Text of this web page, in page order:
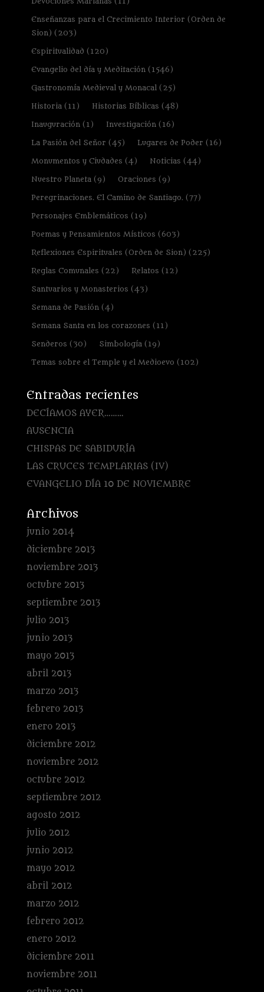
Enseñanzas para el Crecimiento Interior (Orden de
Sion) (203)
Espiritualidad (120)
Evangelio del día y Meditación (1546)
Gastronomía Medieval y Monacal (25)
Historia (11) Historias Bíblicas (48)
Inauguración (1) Investigación (16)
La Pasión del Señor (45) Lugares de Poder (16)
Monumentos y Ciudades (4) Noticias (44)
Nuestro Planeta (9) Oraciones (9)
Peregrinaciones. El Camino de Santiago. (77)
Personajes Emblemáticos (19)
Poemas y Pensamientos Místicos (603)
Reflexiones Espirituales (Orden de Sion) (225)
Reglas Comunales (22) Relatos (12)
Santuarios y Monasterios (43)
Semana de Pasión (4)
Semana Santa en los corazones (11)
Senderos (30) Simbología (19)
Temas sobre el Temple y el Medioevo (102)
Entradas recientes
DECÍAMOS AYER………
AUSENCIA
CHISPAS DE SABIDURÍA
LAS CRUCES TEMPLARIAS (IV)
EVANGELIO DÍA 10 DE NOVIEMBRE
Archivos
junio 2014
diciembre 2013
noviembre 2013
octubre 2013
septiembre 2013
julio 2013
junio 2013
mayo 2013
abril 2013
marzo 2013
febrero 2013
enero 2013
diciembre 2012
noviembre 2012
octubre 2012
septiembre 2012
agosto 2012
julio 2012
junio 2012
mayo 2012
abril 2012
marzo 2012
febrero 2012
enero 2012
diciembre 2011
noviembre 2011